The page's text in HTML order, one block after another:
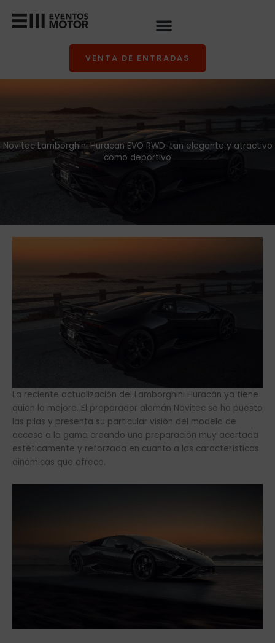
VENTA DE ENTRADAS
Novitec Lamborghini Huracan EVO RWD: tan elegante y atractivo
como deportivo
La reciente actualización del Lamborghini Huracán ya tiene
quien la mejore. El preparador alemán Novitec se ha puesto
las pilas y presenta su particular visión del modelo de
acceso a la gama creando una preparación muy acertada
estéticamente y reforzada en cuanto a las características
dinámicas que ofrece.